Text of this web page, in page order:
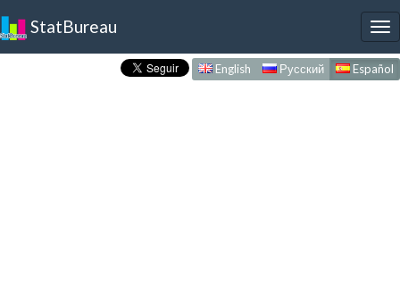
StatBureau
English Русский Español